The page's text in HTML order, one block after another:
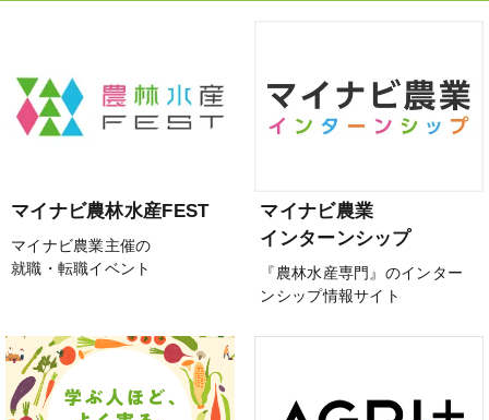
マイナビ農林水産FEST
マイナビ農業主催の
就職・転職イベント
マイナビ農業
インターンシップ
『農林水産専門』のインター
ンシップ情報サイト